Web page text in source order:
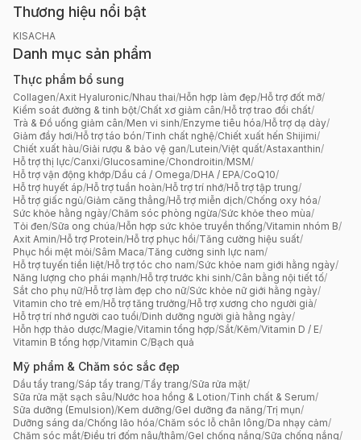
Thương hiệu nổi bật
KISACHA
Danh mục sản phẩm
Thực phẩm bổ sung
Collagen/Axit Hyaluronic/Nhau thai/Hỗn hợp làm đẹp/Hỗ trợ đốt mỡ/
Kiểm soát đường & tinh bột/Chất xơ giảm cân/Hỗ trợ trao đổi chất/
Trà & Đồ uống giảm cân/Men vi sinh/Enzyme tiêu hóa/Hỗ trợ dạ dày/
Giảm đầy hơi/Hỗ trợ táo bón/Tinh chất nghệ/Chiết xuất hến Shijimi/
Chiết xuất hàu/Giải rượu & bảo vệ gan/Lutein/Việt quất/Astaxanthin/
Hỗ trợ thị lực/Canxi/Glucosamine/Chondroitin/MSM/
Hỗ trợ vận động khớp/Dầu cá / Omega/DHA / EPA/CoQ10/
Hỗ trợ huyết áp/Hỗ trợ tuần hoàn/Hỗ trợ trí nhớ/Hỗ trợ tập trung/
Hỗ trợ giấc ngủ/Giảm căng thẳng/Hỗ trợ miễn dịch/Chống oxy hóa/
Sức khỏe hằng ngày/Chăm sóc phòng ngừa/Sức khỏe theo mùa/
Tỏi đen/Sữa ong chúa/Hỗn hợp sức khỏe truyền thống/Vitamin nhóm B/
Axit Amin/Hỗ trợ Protein/Hỗ trợ phục hồi/Tăng cường hiệu suất/
Phục hồi mệt mỏi/Sâm Maca/Tăng cường sinh lực nam/
Hỗ trợ tuyến tiền liệt/Hỗ trợ tóc cho nam/Sức khỏe nam giới hằng ngày/
Năng lượng cho phái mạnh/Hỗ trợ trước khi sinh/Cân bằng nội tiết tố/
Sắt cho phụ nữ/Hỗ trợ làm đẹp cho nữ/Sức khỏe nữ giới hằng ngày/
Vitamin cho trẻ em/Hỗ trợ tăng trưởng/Hỗ trợ xương cho người già/
Hỗ trợ trí nhớ người cao tuổi/Dinh dưỡng người già hằng ngày/
Hỗn hợp thảo dược/Magie/Vitamin tổng hợp/Sắt/Kẽm/Vitamin D / E/
Vitamin B tổng hợp/Vitamin C/Bạch quả
Mỹ phẩm & Chăm sóc sắc đẹp
Dầu tẩy trang/Sáp tẩy trang/Tẩy trang/Sữa rửa mặt/
Sữa rửa mặt sạch sâu/Nước hoa hồng & Lotion/Tinh chất & Serum/
Sữa dưỡng (Emulsion)/Kem dưỡng/Gel dưỡng đa năng/Trị mụn/
Dưỡng sáng da/Chống lão hóa/Chăm sóc lỗ chân lông/Da nhạy cảm/
Chăm sóc mắt/Điều trị đốm nâu/thâm/Gel chống nắng/Sữa chống nắng/